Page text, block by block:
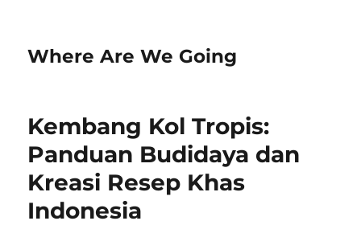
Where Are We Going
Kembang Kol Tropis:
Panduan Budidaya dan
Kreasi Resep Khas
Indonesia